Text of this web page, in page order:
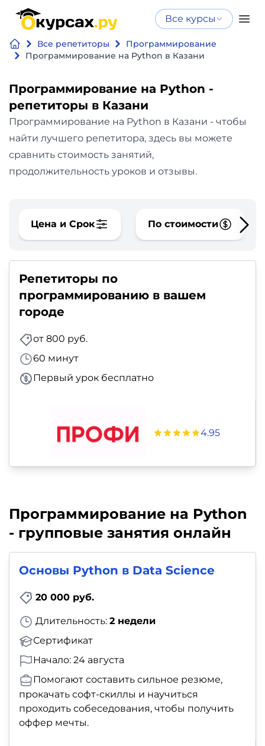
Все курсы
Все репетиторы
Программирование
Программирование на Python в Казани
Программирование на Python -
репетиторы в Казани
Программирование на Python в Казани - чтобы
найти лучшего репетитора, здесь вы можете
сравнить стоимость занятий,
продолжительность уроков и отзывы.
Цена и Срок По стоимости
Репетиторы по
программированию в вашем
городе
от 800 руб.
60 минут
Первый урок бесплатно
4.95
Программирование на Python
- групповые занятия онлайн
Основы Python в Data Science
20 000 руб.
Длительность: 2 недели
Сертификат
Начало: 24 августа
Помогают составить сильное резюме,
прокачать софт-скиллы и научиться
проходить собеседования, чтобы получить
оффер мечты.
Нейросеть
и ИИ
Программирование
Бизнес
и
финансы
Аналитика
аудио
Маркетинг
Иностранный
язык
Красота,
здоровье,
Психология
и
саморазвитие
Репетиторы
Тесты
на
профориентацию
Нейросеть и ИИ
искусственному
интеллекту
Курсы по нейросетям
Бесплатно